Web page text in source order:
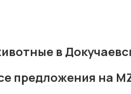
в
предложения на